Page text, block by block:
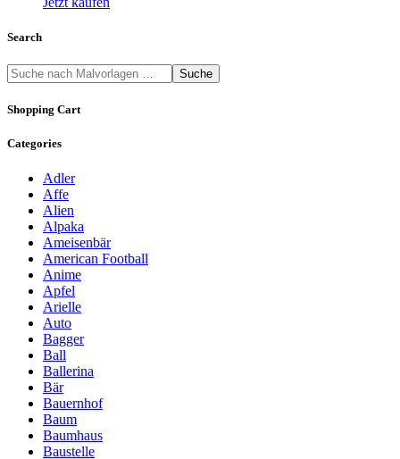
Search
Suche
Shopping Cart
Categories
Adler
Affe
Alien
Alpaka
Ameisenbär
American Football
Anime
Apfel
Arielle
Auto
Bagger
Ball
Ballerina
Bär
Bauernhof
Baum
Baumhaus
Baustelle